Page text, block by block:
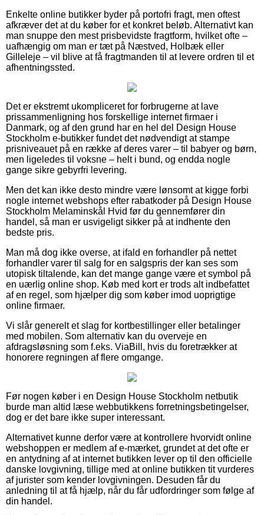
Enkelte online butikker byder på portofri fragt, men oftest
afkræver det at du køber for et konkret beløb. Alternativt kan
man snuppe den mest prisbevidste fragtform, hvilket ofte –
uafhængig om man er tæt på Næstved, Holbæk eller
Gilleleje – vil blive at få fragtmanden til at levere ordren til et
afhentningssted.
Det er ekstremt ukompliceret for forbrugerne at lave
prissammenligning hos forskellige internet firmaer i
Danmark, og af den grund har en hel del Design House
Stockholm e-butikker fundet det nødvendigt at stampe
prisniveauet på en række af deres varer – til babyer og børn,
men ligeledes til voksne – helt i bund, og endda nogle
gange sikre gebyrfri levering.
Men det kan ikke desto mindre være lønsomt at kigge forbi
nogle internet webshops efter rabatkoder på Design House
Stockholm Melaminskål Hvid før du gennemfører din
handel, så man er usvigeligt sikker på at indhente den
bedste pris.
Man må dog ikke overse, at ifald en forhandler på nettet
forhandler varer til salg for en salgspris der kan ses som
utopisk tiltalende, kan det mange gange være et symbol på
en uærlig online shop. Køb med kort er trods alt indbefattet
af en regel, som hjælper dig som køber imod uoprigtige
online firmaer.
Vi slår generelt et slag for kortbestillinger eller betalinger
med mobilen. Som alternativ kan du overveje en
afdragsløsning som f.eks. ViaBill, hvis du foretrækker at
honorere regningen af flere omgange.
Før nogen køber i en Design House Stockholm netbutik
burde man altid læse webbutikkens forretningsbetingelser,
dog er det bare ikke super interessant.
Alternativet kunne derfor være at kontrollere hvorvidt online
webshoppen er medlem af e-mærket, grundet at det ofte er
en antydning af at internet butikken lever op til den officielle
danske lovgivning, tillige med at online butikken tit vurderes
af jurister som kender lovgivningen. Desuden får du
anledning til at få hjælp, når du får udfordringer som følge af
din handel.